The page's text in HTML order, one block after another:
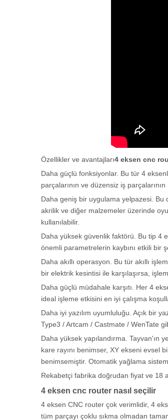
Özellikler ve avantajları4 eksen cnc
Daha güçlü fonksiyonlar. Bu tür 4
parçalarının ve düzensiz iş
Daha geniş bir uygulama yelpazesi. Bu
akrilik ve diğer malzemeler üzerinde
kullanılabilir.
Daha yüksek güvenlik faktörü. Bu tip 4
önemli parametrelerin kaybını etkili bir
Daha akıllı operasyon. Bu tür akıllı
bir elektrik kesintisi ile karşılaşırsa,
Daha güçlü müdahale karşıtı. Her 4
ideal işleme etkisini en iyi çalışma
Daha iyi yazılım uyumluluğu. Açık bir
Type3 / Artcam / Castmate / WenTate
Daha yüksek yapılandırma. Tayvan'ın
kare rayını benimser, XY ekseni evsel
benimsemiştir. Otomatik yağlama
Rekabetçi fabrika doğrudan fiyat ve 18
4 eksen cnc router nasıl seçilir
4 eksen CNC router çok verimlidir, 4
tüm parçayı çoklu sıkma olmadan